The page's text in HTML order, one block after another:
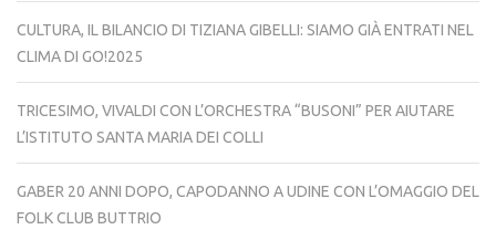
CULTURA, IL BILANCIO DI TIZIANA GIBELLI: SIAMO GIÀ ENTRATI NEL
CLIMA DI GO!2025
TRICESIMO, VIVALDI CON L’ORCHESTRA “BUSONI” PER AIUTARE
L’ISTITUTO SANTA MARIA DEI COLLI
GABER 20 ANNI DOPO, CAPODANNO A UDINE CON L’OMAGGIO DEL
FOLK CLUB BUTTRIO